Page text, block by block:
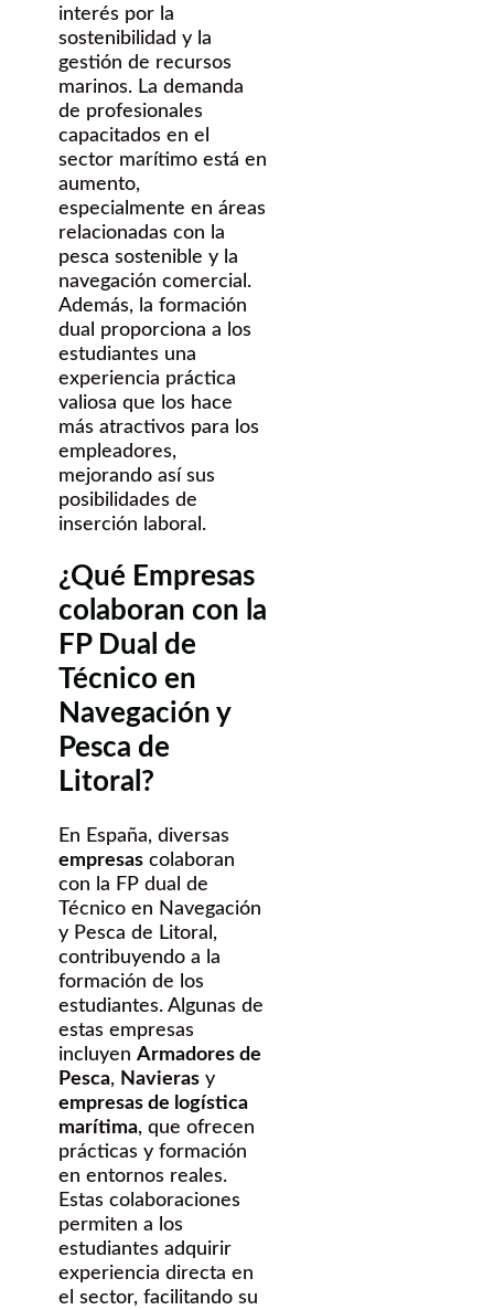
interés por la
sostenibilidad y la
gestión de recursos
marinos. La demanda
de profesionales
capacitados en el
sector marítimo está en
aumento,
especialmente en áreas
relacionadas con la
pesca sostenible y la
navegación comercial.
Además, la formación
dual proporciona a los
estudiantes una
experiencia práctica
valiosa que los hace
más atractivos para los
empleadores,
mejorando así sus
posibilidades de
inserción laboral.
¿Qué Empresas
colaboran con la
FP Dual de
Técnico en
Navegación y
Pesca de
Litoral?
En España, diversas
empresas colaboran
con la FP dual de
Técnico en Navegación
y Pesca de Litoral,
contribuyendo a la
formación de los
estudiantes. Algunas de
estas empresas
incluyen Armadores de
Pesca, Navieras y
empresas de logística
marítima, que ofrecen
prácticas y formación
en entornos reales.
Estas colaboraciones
permiten a los
estudiantes adquirir
experiencia directa en
el sector, facilitando su